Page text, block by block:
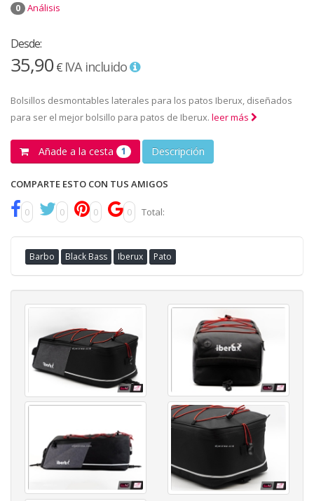
0 Análisis
Desde:
35,90€ IVA incluido
Bolsillos desmontables laterales para los patos Iberux, diseñados
para ser el mejor bolsillo para patos de Iberux. leer más
Añade a la cesta 1 Descripción
COMPARTE ESTO CON TUS AMIGOS
0 0 0 0 Total:
Barbo Black Bass Iberux Pato